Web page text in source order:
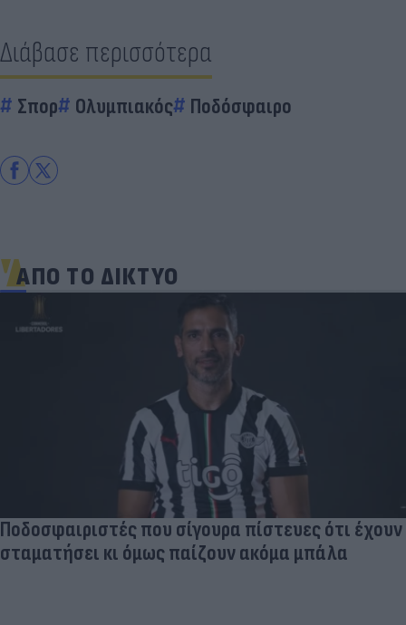
Διάβασε περισσότερα
Σπορ Ολυμπιακός Ποδόσφαιρο
ΑΠΟ ΤΟ ΔΙΚΤΥΟ
Ποδοσφαιριστές που σίγουρα πίστευες ότι έχουν
σταματήσει κι όμως παίζουν ακόμα μπάλα